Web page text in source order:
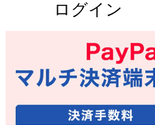
ログイン